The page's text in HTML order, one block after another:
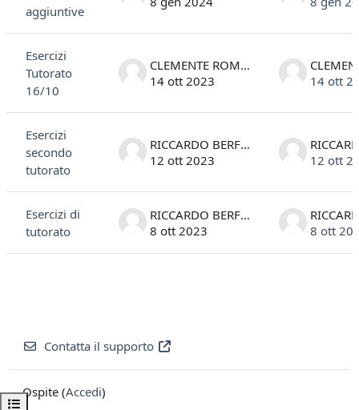
Apri indice del corso
aggiuntive
Esercizi
Tutorato
16/10
CLEMENTE ROMANO
14 ott 2023
14 ott
Esercizi
secondo
tutorato
RICCARDO BERFORINI D'AQUINO
12 ott 2023
12 ott
Esercizi di
tutorato
RICCARDO BERFORINI D'AQUINO
8 ott 2023
8 ott
Contatta il supporto
Ospite (Accedi)